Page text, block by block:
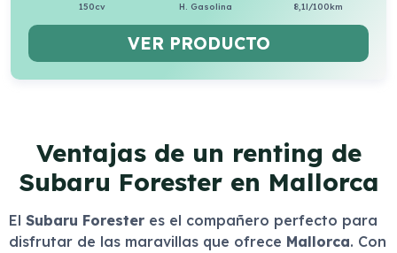
150cv H. Gasolina 8,1l/100km
VER PRODUCTO
Ventajas de un renting de
Subaru Forester en Mallorca
El Subaru Forester es el compañero perfecto para
disfrutar de las maravillas que ofrece Mallorca. Con